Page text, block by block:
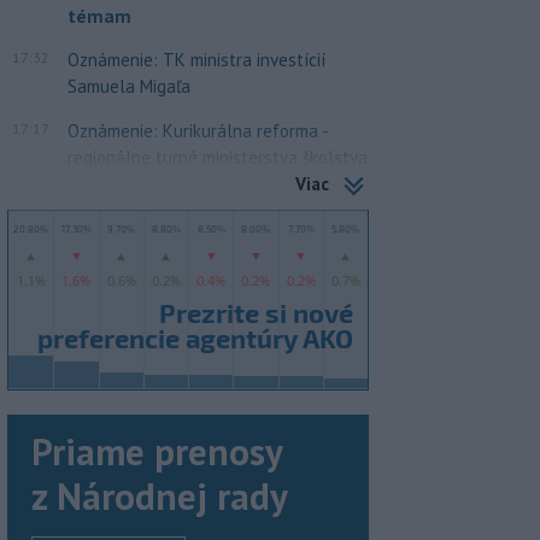
témam
17:32
Oznámenie: TK ministra investícií
Samuela Migaľa
Oznámenie: Kurikurálna reforma -
regionálne turné ministerstva školstva
Viac
Priame prenosy
z Národnej rady